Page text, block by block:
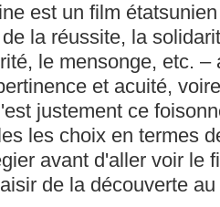
est un film
la réussite, la
le mensonge, etc. –
et acuité,
justement ce
les choix en termes
avant d'aller voir le
de la découverte